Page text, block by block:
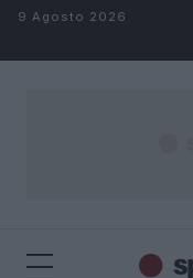
Salta al contenuto
9 Agosto 2026